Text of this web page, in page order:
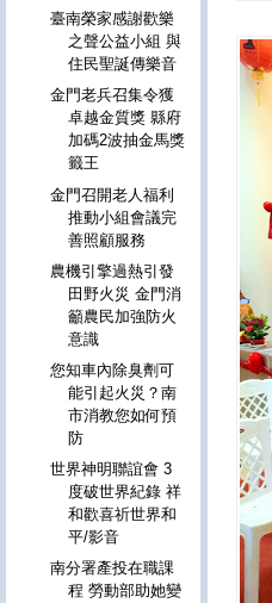
臺南榮家感謝歡樂
之聲公益小組 與
住民聖誕傳樂音
金門老兵召集令獲
卓越金質獎 縣府
加碼2波抽金馬獎
籤王
金門召開老人福利
推動小組會議完
善照顧服務
農機引擎過熱引發
田野火災 金門消
籲農民加強防火
意識
您知車內除臭劑可
能引起火災？南
市消教您如何預
防
世界神明聯誼會 3
度破世界紀錄 祥
和歡喜祈世界和
平/影音
南分署產投在職課
程 勞動部助她變